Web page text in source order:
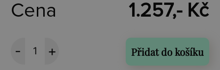
Cena 1.257,- Kč
Přidat do košíku